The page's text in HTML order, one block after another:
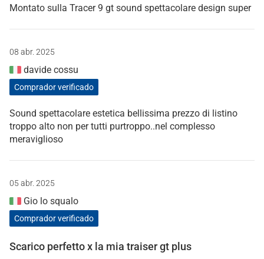
Montato sulla Tracer 9 gt sound spettacolare design super
08 abr. 2025
davide cossu
Comprador verificado
Sound spettacolare estetica bellissima prezzo di listino
troppo alto non per tutti purtroppo..nel complesso
meraviglioso
05 abr. 2025
Gio lo squalo
Comprador verificado
Scarico perfetto x la mia traiser gt plus